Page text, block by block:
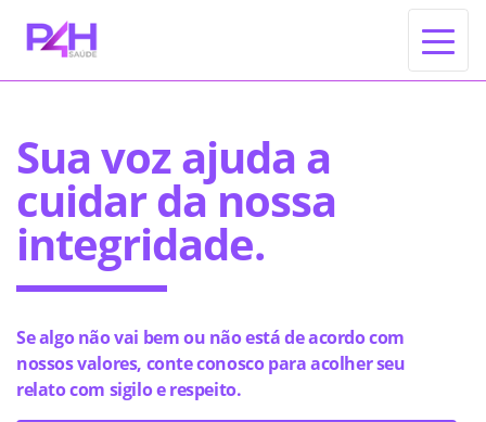
Sua voz ajuda a
cuidar da nossa
integridade.
Se algo não vai bem ou não está de acordo com
nossos valores, conte conosco para acolher seu
relato com sigilo e respeito.